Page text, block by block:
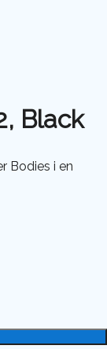
Black
Bodies i en